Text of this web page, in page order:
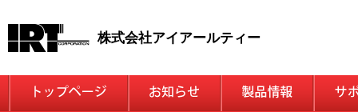
株式会社アイアールティー